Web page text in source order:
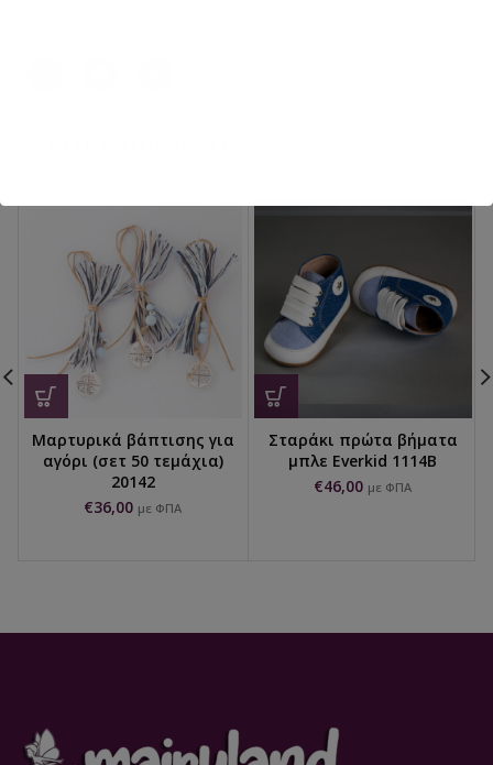
Μαρτυρικά βάπτισης για
αγόρι (σετ 50 τεμάχια)
20142
€36,00 με ΦΠΑ
Σταράκι πρώτα βήματα
μπλε Everkid 1114B
€46,00 με ΦΠΑ